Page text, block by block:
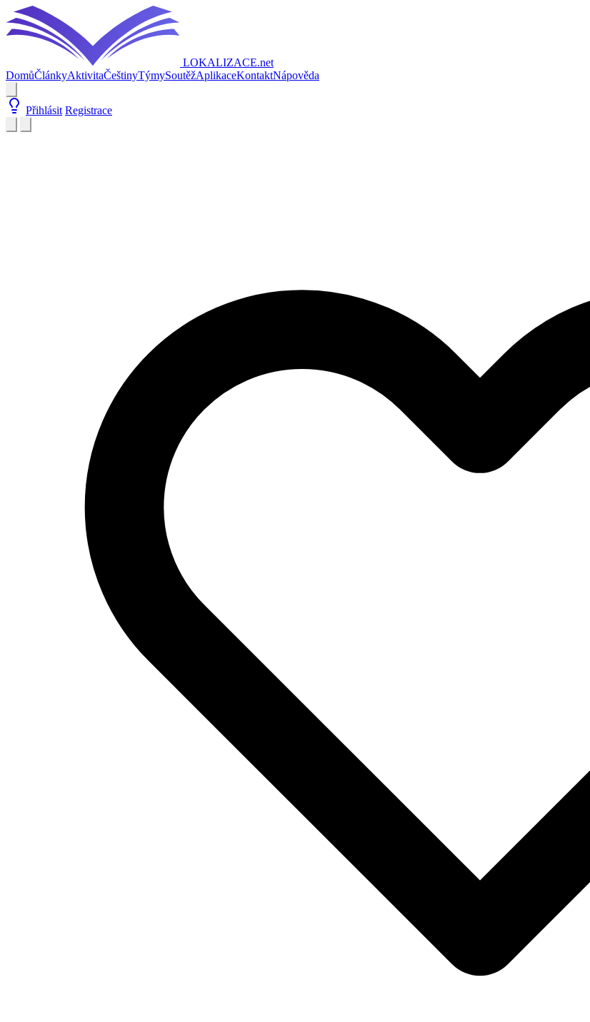
LOKALIZACE.net
DomůČlánkyAktivitaČeštinyTýmySoutěžAplikaceKontaktNápověda
Přihlásit Registrace